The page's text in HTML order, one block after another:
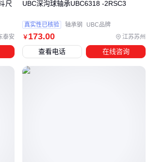
液压拉马能避免锤击
承座
泰安
尺
￥173.00 江苏苏州
UBC深沟球轴承UBC6318 -2RSC3
真实性已核验 轴承钢 UBC品牌
查看电话 在线咨询